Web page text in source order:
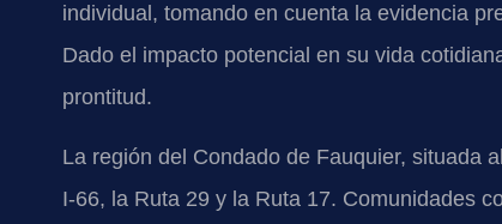
individual, tomando en cuenta la evidencia
Dado el impacto potencial en su vida
prontitud.
La región del Condado de Fauquier, situada
I‑66, la Ruta 29 y la Ruta 17. Comunidades